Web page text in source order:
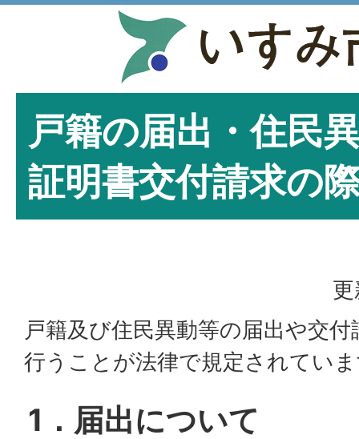
戸籍の届出・住民
証明書交付請求の
戸籍及び住民異動等の届出や交
行うことが法律で規定されてい
1．届出について